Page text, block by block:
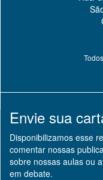
Envie sua
Disponibilizamos esse
comentar nossas
sobre nossas aulas ou
em debate.